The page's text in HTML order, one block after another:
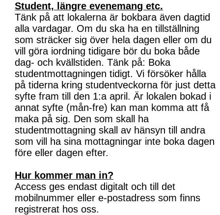
Student, längre evenemang etc.
Tänk på att lokalerna är bokbara även dagtid
alla vardagar. Om du ska ha en tillställning
som sträcker sig över hela dagen eller om du
vill göra iordning tidigare bör du boka både
dag- och kvällstiden. Tänk på: Boka
studentmottagningen tidigt. Vi försöker hålla
på tiderna kring studentveckorna för just detta
syfte fram till den 1:a april. Är lokalen bokad i
annat syfte (mån-fre) kan man komma att få
maka på sig. Den som skall ha
studentmottagning skall av hänsyn till andra
som vill ha sina mottagningar inte boka dagen
före eller dagen efter.
Hur kommer man in?
Access ges endast digitalt och till det
mobilnummer eller e-postadress som finns
registrerat hos oss.